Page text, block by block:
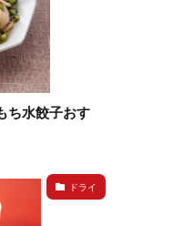
ち水餃子おす
ドライ